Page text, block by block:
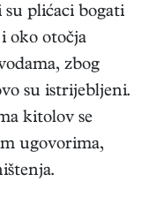
plićaci bogati
oko otočja
zbog
su istrijebljeni.
kitolov se
ugovorima,